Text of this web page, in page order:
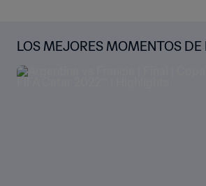
LOS MEJORES MOMENTOS DE
COPA MUNDIAL